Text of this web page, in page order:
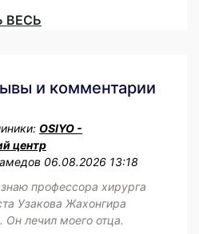
ВЕСЬ
и комментарии
OSIYO -
центр
06.08.2026 13:18
профессора хирурга
Узакова Жахонгира
Он лечил моего отца.